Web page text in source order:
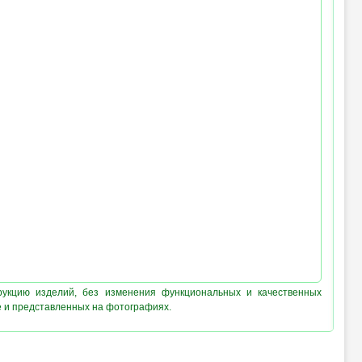
изделий, без изменения функциональных и качественных
и представленных на фотографиях.